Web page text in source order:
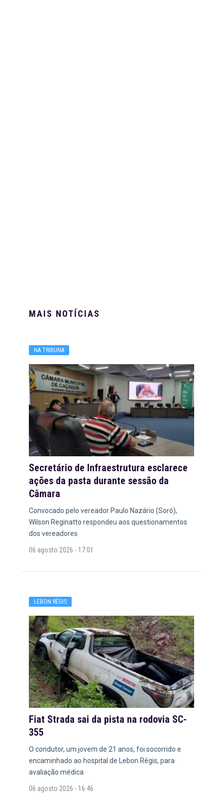
MAIS NOTÍCIAS
NA TRIBUNA
Secretário de Infraestrutura esclarece
ações da pasta durante sessão da
Câmara
Convocado pelo vereador Paulo Nazário (Soró),
Wilson Reginatto respondeu aos questionamentos
dos vereadores
06 agosto 2026 - 17:01
LEBON RÉGIS
Fiat Strada sai da pista na rodovia SC-
355
O condutor, um jovem de 21 anos, foi socorrido e
encaminhado ao hospital de Lebon Régis, para
avaliação médica
06 agosto 2026 - 16:46